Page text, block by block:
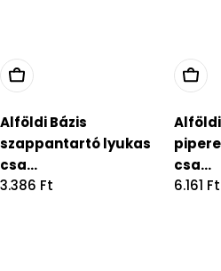
Alföldi Bázis
szappantartó lyukas
csa...
Regular
3.386 Ft
Alföldi
csa...
Regular
6.161 Ft